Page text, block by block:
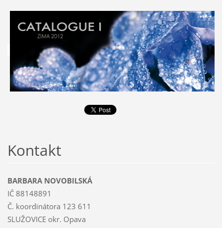
Kontakt
BARBARA NOVOBILSKÁ
IČ 88148891
Č. koordinátora 123 611
SLUŽOVICE okr. Opava